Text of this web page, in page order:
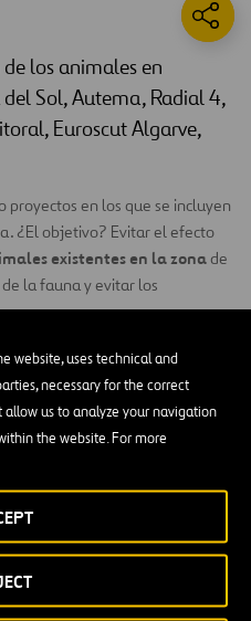
website, uses technical and
necessary for the correct
us to analyze your navigation
the website. For more
los animales en
Sol, Autema, Radial 4,
Euroscut Algarve,
proyectos en los que se incluyen
¿El objetivo? Evitar el efecto
existentes en la zonade
la fauna y evitar los
por el momento, en la
AP36,Autoestradas Norte
Azores,M3yM4:
que actuará como
hábitos excavadores, como por
se enterrarán unos
hacia el exterior.